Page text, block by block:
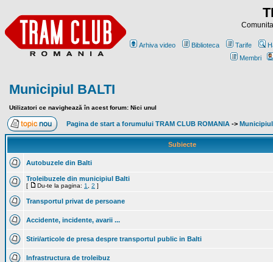
Arhiva video Biblioteca Tarife
Membri
Municipiul BALTI
Utilizatori ce navighează în acest forum: Nici unul
Pagina de start a forumului TRAM CLUB ROMANIA ->
Subiecte
Autobuzele din Balti
Troleibuzele din municipiul Balti
[ Du-te la pagina: 1 2 ]
Transportul privat de persoane
Accidente, incidente, avarii ...
Stiri/articole de presa despre transportul public in Balti
Infrastructura de troleibuz